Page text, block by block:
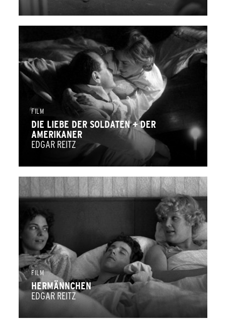
FILM
DIE LIEBE DER SOLDATEN + DER
AMERIKANER
EDGAR REITZ
FILM
HERMÄNNCHEN
EDGAR REITZ